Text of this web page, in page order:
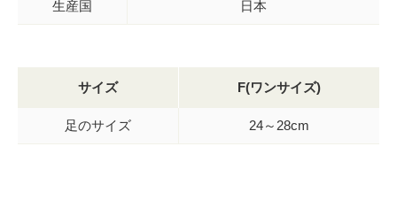
生産国 日本
サイズ F(ワンサイズ)
足のサイズ 24～28cm